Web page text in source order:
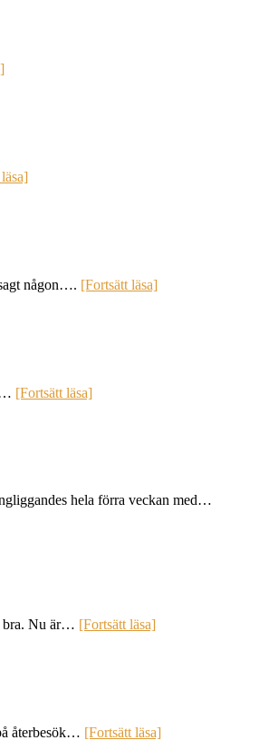
någon…. [Fortsätt läsa]
[Fortsätt läsa]
hela förra veckan med…
bra. Nu är… [Fortsätt läsa]
återbesök… [Fortsätt läsa]